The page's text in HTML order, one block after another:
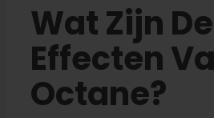
Wat Zijn De
Effecten
Octane?